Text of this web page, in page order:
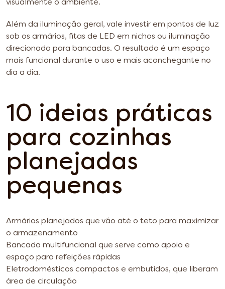
visualmente o ambiente.
Além da iluminação geral, vale investir em pontos de luz
sob os armários, fitas de LED em nichos ou iluminação
direcionada para bancadas. O resultado é um espaço
mais funcional durante o uso e mais aconchegante no
dia a dia.
10 ideias práticas
para cozinhas
planejadas
pequenas
Armários planejados que vão até o teto para maximizar
o armazenamento
Bancada multifuncional que serve como apoio e
espaço para refeições rápidas
Eletrodomésticos compactos e embutidos, que liberam
área de circulação